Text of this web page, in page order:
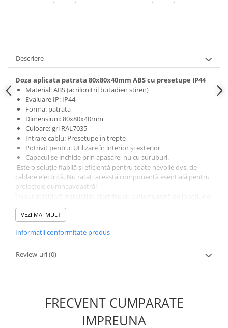
Descriere
Doza aplicata patrata 80x80x40mm ABS cu presetupe IP44
Material: ABS (acrilonitril butadien stiren)
Evaluare IP: IP44
Forma: patrata
Dimensiuni: 80x80x40mm
Culoare: gri RAL7035
Intrare cablu: Presetupe in trepte
Potrivit pentru: Utilizare în interior și exterior
Capacul se inchide prin apasare, nu cu suruburi.
Este o soluție fiabilă și eficientă pentru toate nevoile dvs. de
cablare electrică. Nu ratați această componentă esențială pentru
proiectele dumneavoastră!
rotundă din plastic de înaltă calitate. Proiectată având în vedere
durabilitatea și funcționalitatea, această cutie de joncțiune este
rezidențiale, comerciale sau industriale.
Caracteristici cheie:
condiții de mediu dure.
joncțiune oferă protecție fiabilă împotriva prafului și stropilor de
VEZI MAI MULT
Informatii conformitate produs
Review-uri(0)
FRECVENT CUMPARATE
IMPREUNA